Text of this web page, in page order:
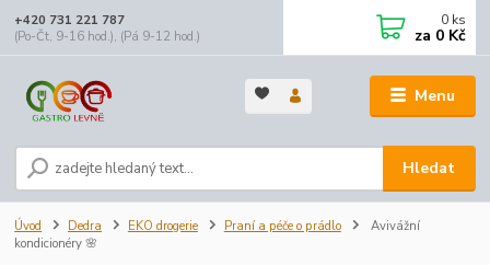
Menu
Hledat
+420 731 221 787
(Po-Čt, 9-16 hod.), (Pá 9-12 hod.)
0 ks
za 0 Kč
Úvod Dedra EKO drogerie Praní a péče o prádlo
Avivážní
kondicionéry 🌸